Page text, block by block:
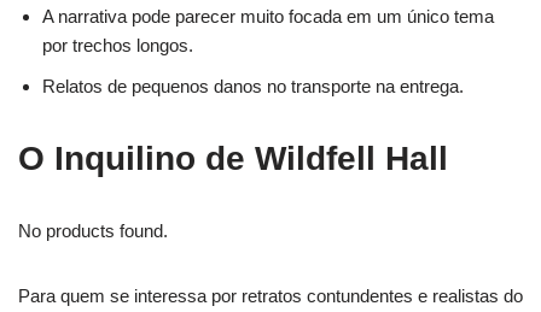
A narrativa pode parecer muito focada em um único tema
por trechos longos.
Relatos de pequenos danos no transporte na entrega.
O Inquilino de Wildfell Hall
No products found.
Para quem se interessa por retratos contundentes e realistas do